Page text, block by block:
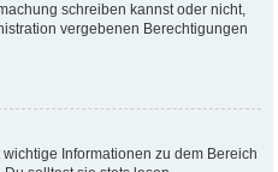
schreiben kannst oder nicht,
vergebenen Berechtigungen
Informationen zu dem Bereich